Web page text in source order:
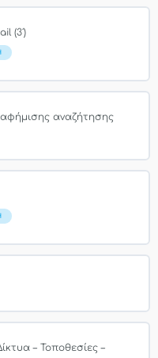
(3′)
αναζήτησης
– Τοποθεσίες –